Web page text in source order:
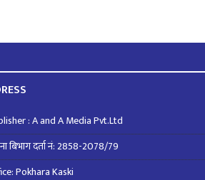
: A and A Media Pvt.Ltd
बिभाग दर्ता नं: 2858-2078/79
Pokhara Kaski